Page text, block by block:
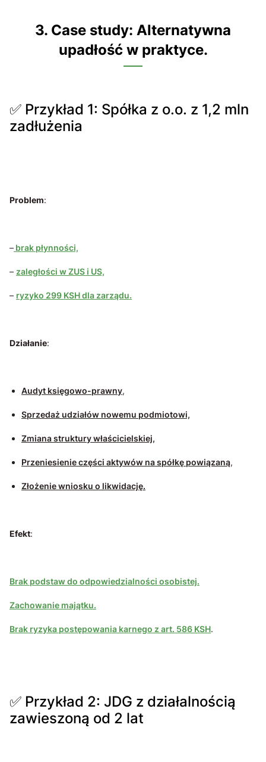
3. Case study: Alternatywna
upadłość w praktyce.
✅ Przykład 1: Spółka z o.o. z 1,2 mln
zadłużenia
Problem:
– brak płynności,
– zaległości w ZUS i US,
– ryzyko 299 KSH dla zarządu.
Działanie:
Audyt księgowo-prawny,
Sprzedaż udziałów nowemu podmiotowi,
Zmiana struktury właścicielskiej,
Przeniesienie części aktywów na spółkę powiązaną,
Złożenie wniosku o likwidację.
Efekt:
Brak podstaw do odpowiedzialności osobistej.
Zachowanie majątku.
Brak ryzyka postępowania karnego z art. 586 KSH.
✅ Przykład 2: JDG z działalnością
zawieszoną od 2 lat